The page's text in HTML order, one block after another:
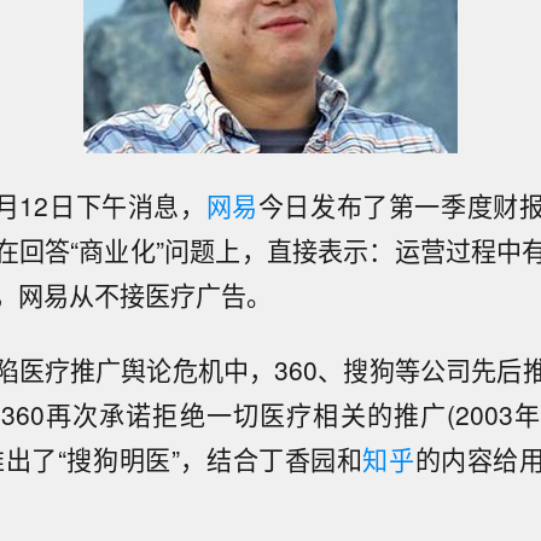
12日下午消息， 网易今日发布了第一季度财
回答“商业化”问题上，直接表示：运营过程中
网易从不接医疗广告。
医疗推广舆论危机中，360、搜狗等公司先后
再次承诺拒绝一切医疗相关的推广(2003
了“搜狗明医”，结合丁香园和知乎的内容给